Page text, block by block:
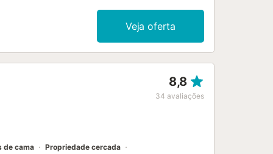
Veja oferta
8,8
34 avaliações
de cama
Propriedade cercada